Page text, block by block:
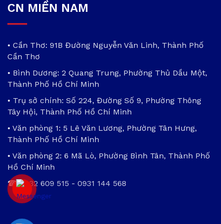
CN MIỀN NAM
• Cần Thơ: 91B Đường Nguyễn Văn Linh, Thành Phố
Cần Thơ
• Bình Dương: 2 Quang Trung, Phường Thủ Dầu Một,
Thành Phố Hồ Chí Minh
• Trụ sở chính: Số 224, Đường Số 9, Phường Thông
Tây Hội, Thành Phố Hồ Chí Minh
• Văn phòng 1: 5 Lê Văn Lương, Phường Tân Hưng,
Thành Phố Hồ Chí Minh
• Văn phòng 2: 6 Mã Lò, Phường Bình Tân, Thành Phố
Hồ Chí Minh
☎0932 609 515 - 0931 144 568